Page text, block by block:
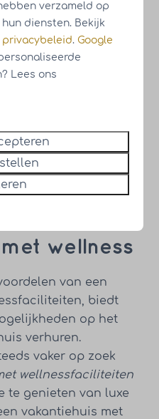
een
wellness
van een
biedt
op het
verhuren.
vaker op zoek
wellnessfaciliteiten
te genieten van luxe
vakantiehuis met
verzameld op
diensten. Bekijk
privacybeleid. Google
Lees ons